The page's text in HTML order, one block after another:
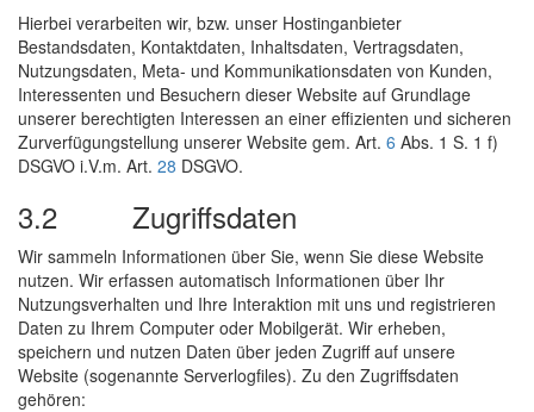
Hierbei verarbeiten wir, bzw. unser Hostinganbieter
Bestandsdaten, Kontaktdaten, Inhaltsdaten, Vertragsdaten,
Nutzungsdaten, Meta- und Kommunikationsdaten von Kunden,
Interessenten und Besuchern dieser Website auf Grundlage
unserer berechtigten Interessen an einer effizienten und sicheren
Zurverfügungstellung unserer Website gem. Art. 6 Abs. 1 S. 1 f)
DSGVO i.V.m. Art. 28 DSGVO.
3.2 Zugriffsdaten
Wir sammeln Informationen über Sie, wenn Sie diese Website
nutzen. Wir erfassen automatisch Informationen über Ihr
Nutzungsverhalten und Ihre Interaktion mit uns und registrieren
Daten zu Ihrem Computer oder Mobilgerät. Wir erheben,
speichern und nutzen Daten über jeden Zugriff auf unsere
Website (sogenannte Serverlogfiles). Zu den Zugriffsdaten
gehören: